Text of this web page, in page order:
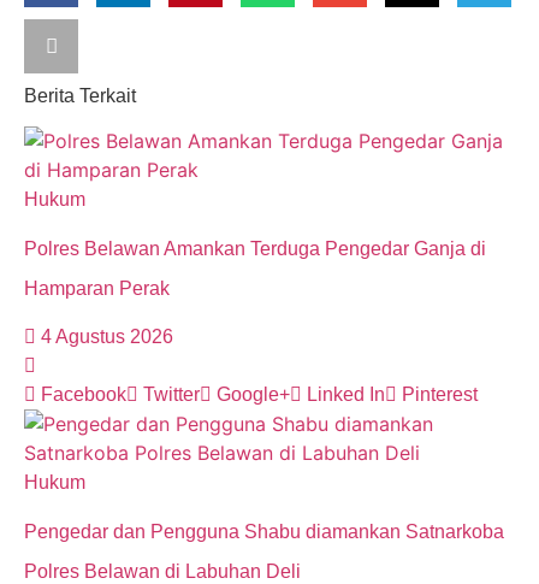
Berita Terkait
Hukum
Polres Belawan Amankan Terduga Pengedar Ganja di
Hamparan Perak
4 Agustus 2026
Facebook Twitter Google+ Linked In Pinterest
Hukum
Pengedar dan Pengguna Shabu diamankan Satnarkoba
Polres Belawan di Labuhan Deli